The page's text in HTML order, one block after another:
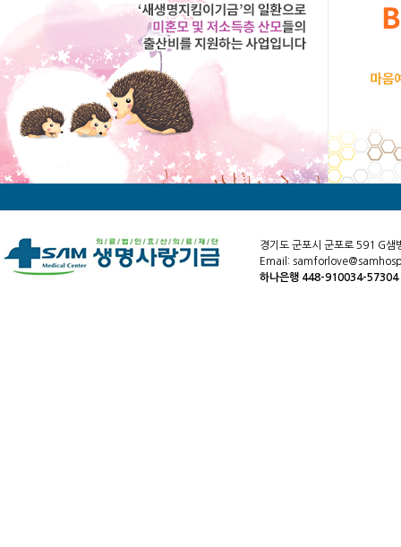
경기도 군포시 군포로 591 G샘
Email:
하나은행 448-910034-57304